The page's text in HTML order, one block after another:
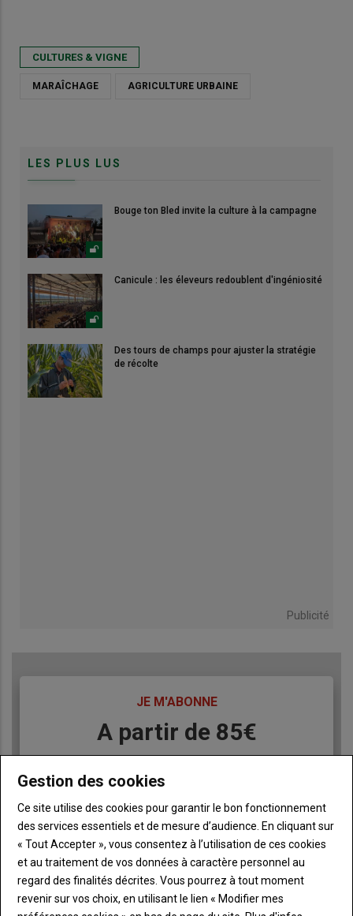
CULTURES & VIGNE
MARAÎCHAGE AGRICULTURE URBAINE
LES PLUS LUS
Bouge ton Bled invite la culture à la campagne
Canicule : les éleveurs redoublent d'ingéniosité
Des tours de champs pour ajuster la stratégie
de récolte
Publicité
JE M'ABONNE
A partir de 85€
JE M'ABONNE
Liste
à
puce
Accédez à tous les articles du site Terre de Touraine
Consultez le journal Terre de Touraine au format
Ne manquez aucune information grâce à la
newsletter du journal Terre de Touraine
Gestion des cookies
Ce site utilise des cookies pour garantir le bon fonctionnement
des services essentiels et de mesure d’audience. En cliquant sur
« Tout Accepter », vous consentez à l’utilisation de ces cookies
et au traitement de vos données à caractère personnel au
regard des finalités décrites. Vous pourrez à tout moment
revenir sur vos choix, en utilisant le lien « Modifier mes